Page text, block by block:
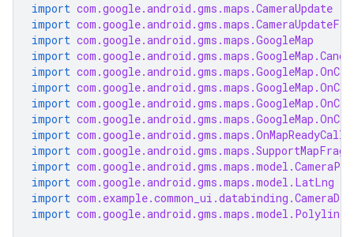
import com.google.android.gms.maps.CameraUpdate
import
import com.google.android.gms.maps.GoogleMap
import
import
import
import
import
import
import
import
import com.google.android.gms.maps.model.LatLng
import
import